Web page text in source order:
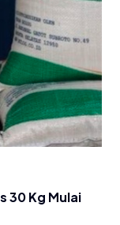
30 Kg Mulai